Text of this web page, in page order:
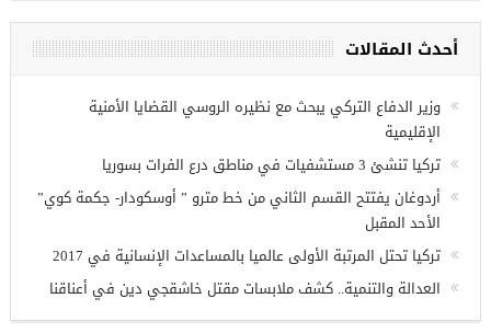
فرص عمل للسوريين في
وزير الدفاع التركي يبحث مع نظيره الروسي القضايا الأمنية
الإقليمية
تركيا تنشئ 3 مستشفيات في مناطق درع الفرات بسوريا
أردوغان يفتتح القسم الثاني من خط مترو ” أوسكودار- جكمة كوي”
الأحد المقبل
تركيا تحتل المرتبة الأولى عالميا بالمساعدات الإنسانية في 2017